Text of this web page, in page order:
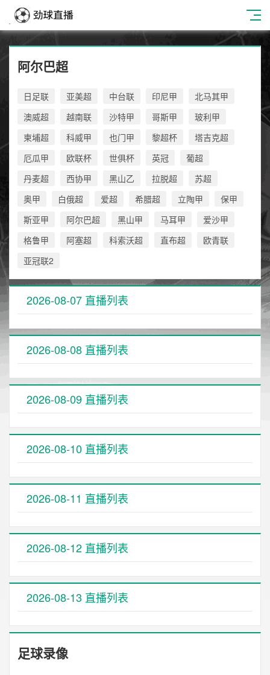
阿尔巴超
日足联 亚美超 中台联 印尼甲
北马其甲
澳威超
越南联 沙特甲 哥斯甲
玻利甲
柬埔超
科威甲 也门甲 黎超杯
塔吉克超
厄瓜甲
欧联杯 世俱杯 英冠
葡超
丹麦超
西协甲 黑山乙 拉脱超
苏超
奥甲
白俄超 爱超 希腊超 立陶甲
保甲
斯亚甲
阿尔巴超 黑山甲 马耳甲
爱沙甲
格鲁甲
阿塞超 科索沃超 直布超
欧青联
亚冠联2
2026-08-07 直播列表
2026-08-08 直播列表
2026-08-09 直播列表
2026-08-10 直播列表
2026-08-11 直播列表
2026-08-12 直播列表
2026-08-13 直播列表
足球录像